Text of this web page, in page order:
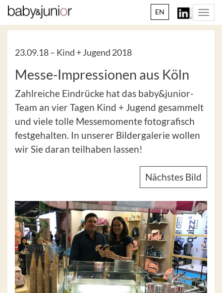
EN
23.09.18 – Kind + Jugend 2018
Messe-Impressionen aus Köln
Zahlreiche Eindrücke hat das baby&junior-
Team an vier Tagen Kind + Jugend gesammelt
und viele tolle Messemomente fotografisch
festgehalten. In unserer Bildergalerie wollen
wir Sie daran teilhaben lassen!
Nächstes Bild